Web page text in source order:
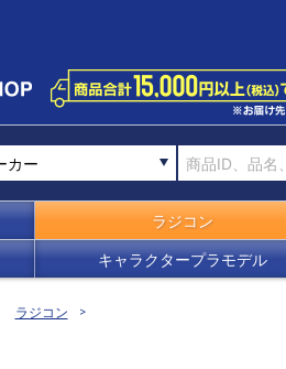
カー
ラジコン
キャラクタープラモデル
ラジコン